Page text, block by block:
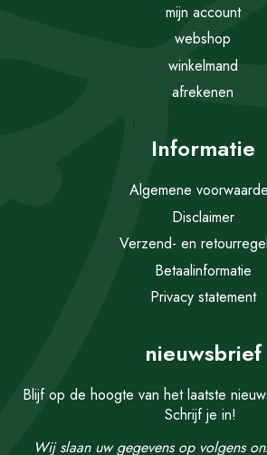
mijn account
webshop
winkelmand
afrekenen
Informatie
Algemene
Disclaimer
Verzend- en
Betaalinformatie
Privacy statement
nieuwsbrief
Blijf op de hoogte van het laatste
Schrijf je in!
Wij slaan uw gegevens op volgens